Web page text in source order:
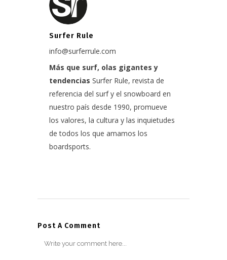
Surfer Rule
info@surferrule.com
Más que surf, olas gigantes y
tendencias Surfer Rule, revista de
referencia del surf y el snowboard en
nuestro país desde 1990, promueve
los valores, la cultura y las inquietudes
de todos los que amamos los
boardsports.
Post A Comment